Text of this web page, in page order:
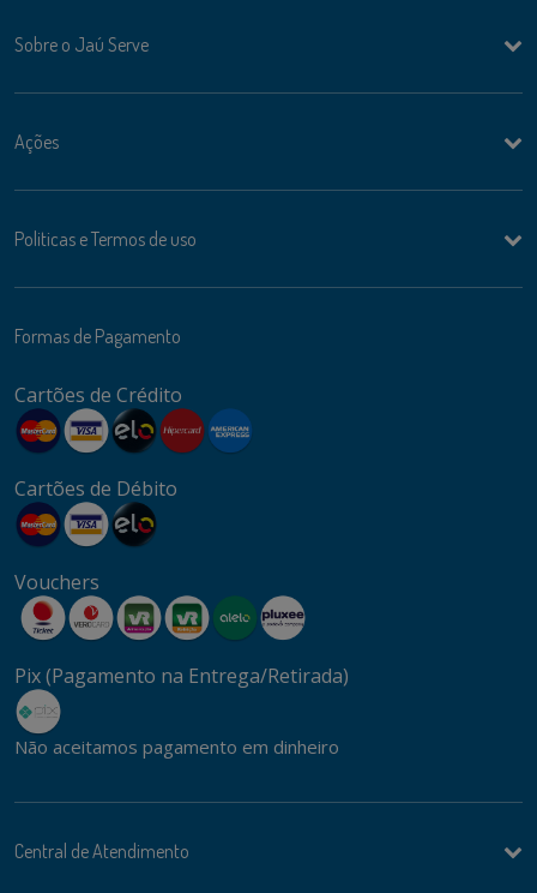
Sobre o Jaú Serve
Ações
Politicas e Termos de uso
Formas de Pagamento
Cartões de Crédito
Cartões de Débito
Vouchers
Pix (Pagamento na Entrega/Retirada)
Não aceitamos pagamento em dinheiro
Central de Atendimento